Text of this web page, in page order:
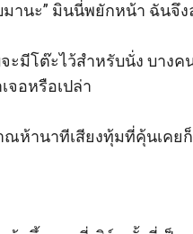
มานะ” มินนี่พยักหน้า ฉัน
มีโต๊ะไว้สำหรับนั่ง บางค
จอหรือเปล่า
ณห้านาทีเสียงทุ้มที่คุ้นเค